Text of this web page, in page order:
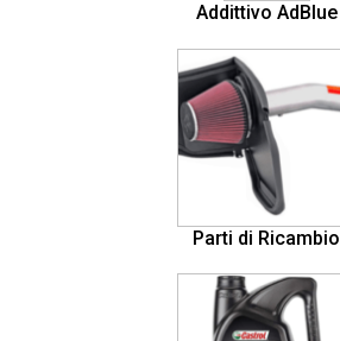
Addittivo AdBlue
Parti di Ricambio